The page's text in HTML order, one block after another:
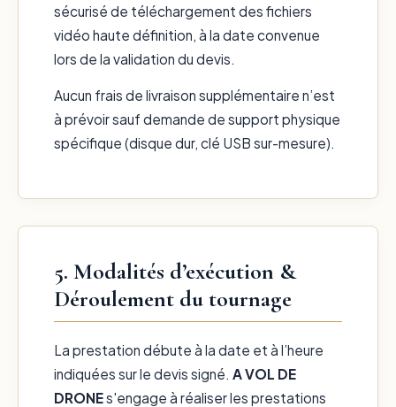
sécurisé de téléchargement des fichiers
vidéo haute définition, à la date convenue
lors de la validation du devis.
Aucun frais de livraison supplémentaire n’est
à prévoir sauf demande de support physique
spécifique (disque dur, clé USB sur-mesure).
5. Modalités d’exécution &
Déroulement du tournage
La prestation débute à la date et à l’heure
indiquées sur le devis signé. A VOL DE
DRONEs'engage à réaliser les prestations